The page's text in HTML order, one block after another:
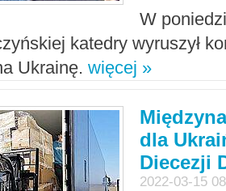
W
katedry wyruszył
Ukrainę. więcej »
dla
Diecezji
2022-03-15